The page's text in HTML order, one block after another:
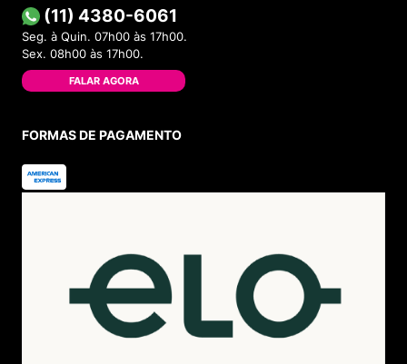
(11) 4380-6061
Seg. à Quin. 07h00 às 17h00.
Sex. 08h00 às 17h00.
FALAR AGORA
FORMAS DE PAGAMENTO